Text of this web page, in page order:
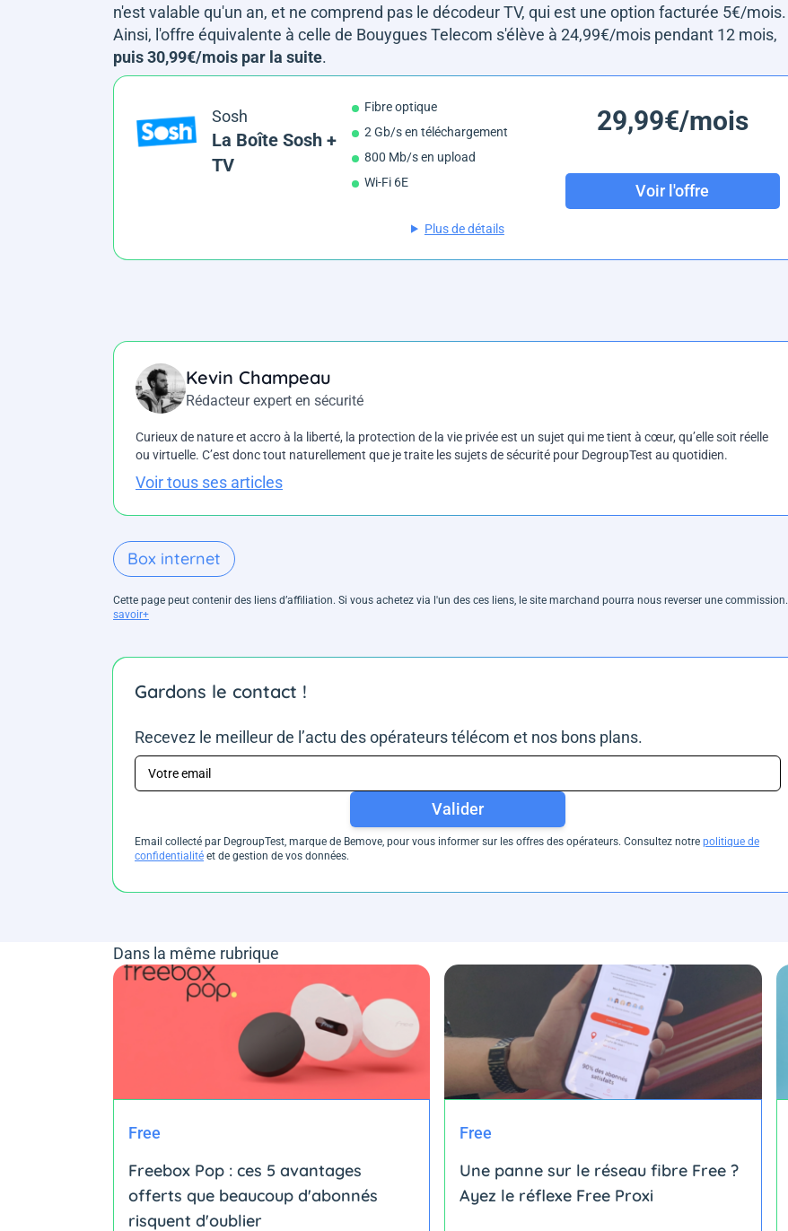
n'est valable qu'un an, et ne comprend pas le décodeur TV, qui est une option facturée 5€/mois.
Ainsi, l'offre équivalente à celle de Bouygues Telecom s'élève à 24,99€/mois pendant 12 mois,
puis 30,99€/mois par la suite.
Sosh
La Boîte Sosh +
TV
Fibre optique
2 Gb/s en téléchargement
800 Mb/s en upload
Wi-Fi 6E
29,99€/mois
Voir l'offre
Plus de détails
Kevin Champeau
Rédacteur expert en sécurité
Curieux de nature et accro à la liberté, la protection de la vie privée est un sujet qui me tient à cœur, qu’elle soit réelle
ou virtuelle. C’est donc tout naturellement que je traite les sujets de sécurité pour DegroupTest au quotidien.
Voir tous ses articles
Box internet
Cette page peut contenir des liens d’affiliation. Si vous achetez via l'un des ces liens, le site marchand pourra nous reverser une commission.
savoir+
Gardons le contact !
Recevez le meilleur de l’actu des opérateurs télécom et nos bons plans.
Valider
Email collecté par DegroupTest, marque de Bemove, pour vous informer sur les offres des opérateurs. Consultez notre politique de
confidentialité et de gestion de vos données.
Dans la même rubrique
Free
Freebox Pop : ces 5 avantages
offerts que beaucoup d'abonnés
risquent d'oublier
Free
Une panne sur le réseau fibre Free ?
Ayez le réflexe Free Proxi